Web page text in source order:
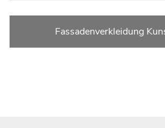
Fassadenverkleidung